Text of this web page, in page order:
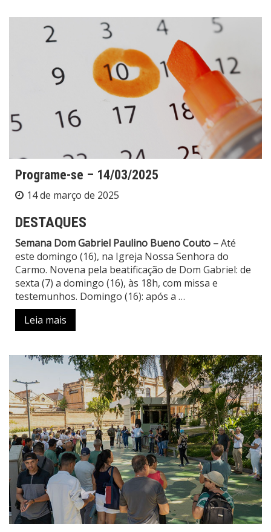
Programe-se – 14/03/2025
14 de março de 2025
DESTAQUES
Semana Dom Gabriel Paulino Bueno Couto –Até
este domingo (16), na Igreja Nossa Senhora do
Carmo. Novena pela beatificação de Dom Gabriel: de
sexta (7) a domingo (16), às 18h, com missa e
testemunhos. Domingo (16): após a …
Leia mais